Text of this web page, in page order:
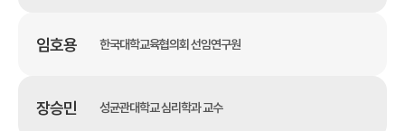
임호용 한국대학교육협의회 선임연구원
장승민 성균관대학교 심리학과 교수